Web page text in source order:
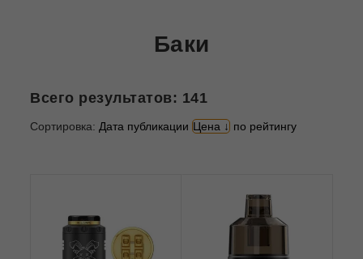
Баки
Всего результатов: 141
Сортировка: Дата публикации Цена по рейтингу